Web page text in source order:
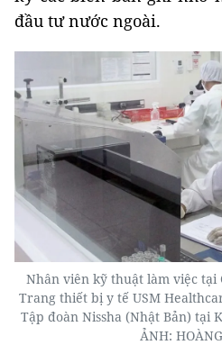
đầu tư nước ngoài.
Nhân viên kỹ thuật làm việc tại
Trang thiết bị y tế USM
Tập đoàn Nissha (Nhật Bản) tại
ẢNH: